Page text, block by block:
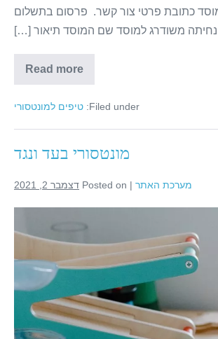
כתובת פרטי צור קשר. פרסום בתשלום
משודרג למוסד שם המוסד תיאור […]
Read more
Filed under: טיפים למונטסורי
מונטסורי בעד ונגד
מערכת האתר|
Posted on דצמבר 2, 2021